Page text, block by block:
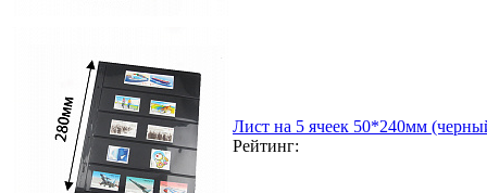
Лист на 5 ячеек 50*240мм
Рейтинг: